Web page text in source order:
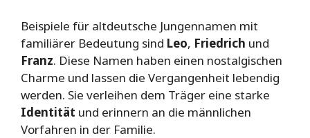
Beispiele für altdeutsche Jungennamen mit
familiärer Bedeutung sind Leo, Friedrich und
Franz. Diese Namen haben einen nostalgischen
Charme und lassen die Vergangenheit lebendig
werden. Sie verleihen dem Träger eine starke
Identität und erinnern an die männlichen
Vorfahren in der Familie.